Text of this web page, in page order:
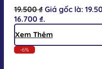
19.500₫ Giá gốc là:
16.700 ₫.
Xem Thêm
-6%